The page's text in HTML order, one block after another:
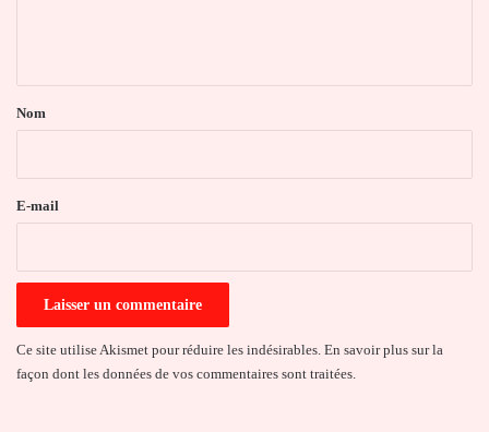
a
e
Nom
E-mail
Ce site utilise Akismet pour réduire les indésirables. En savoir plus sur la
façon dont les données de vos commentaires sont traitées.